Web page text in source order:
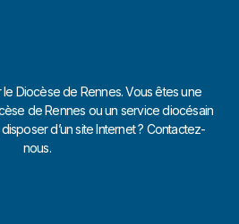
Diocèse de Rennes. Vous êtes une
de Rennes ou un service diocésain
d’un site Internet ? Contactez-
nous.